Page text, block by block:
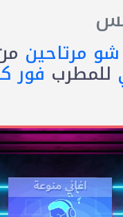
مرتاحين
للمطرب فور